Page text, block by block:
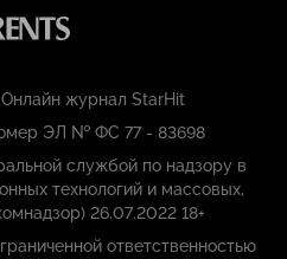
журнал StarHit
ЭЛ № ФС 77 - 83698
службой по надзору в
технологий и массовых,
26.07.2022 18+
ответственностью